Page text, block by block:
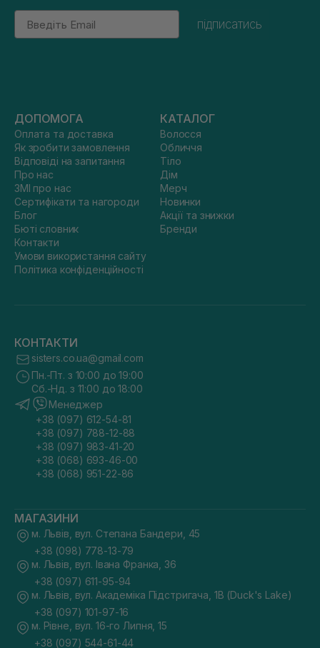
Email
підписатись
ДОПОМОГА
Оплата та доставка
Як зробити замовлення
Відповіді на запитання
Про нас
ЗМІ про нас
Сертифікати та нагороди
Блог
Бюті словник
Контакти
Умови використання сайту
Політика конфіденційності
КАТАЛОГ
Волосся
Обличчя
Тіло
Дім
Мерч
Новинки
Акції та знижки
Бренди
КОНТАКТИ
sisters.co.ua@gmail.com
Пн.-Пт. з 10:00 до 19:00
Сб.-Нд. з 11:00 до 18:00
Менеджер
+38 (097) 612-54-81
+38 (097) 788-12-88
+38 (097) 983-41-20
+38 (068) 693-46-00
+38 (068) 951-22-86
МАГАЗИНИ
м. Львів, вул. Степана Бандери, 45
+38 (098) 778-13-79
м. Львів, вул. Івана Франка, 36
+38 (097) 611-95-94
м. Львів, вул. Академіка Підстригача, 1В (Duck's Lake)
+38 (097) 101-97-16
м. Рівне, вул. 16-го Липня, 15
+38 (097) 544-61-44